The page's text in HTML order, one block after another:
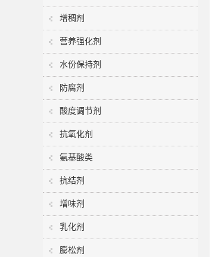
增稠剂
营养强化剂
水份保持剂
防腐剂
酸度调节剂
抗氧化剂
氨基酸类
抗结剂
增味剂
乳化剂
膨松剂